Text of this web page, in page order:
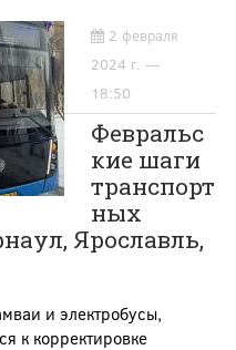
2 февраля
2024 г. —
18:50
Февральс
кие шаги
транспорт
ных
Ярославль,
и электробусы,
к корректировке